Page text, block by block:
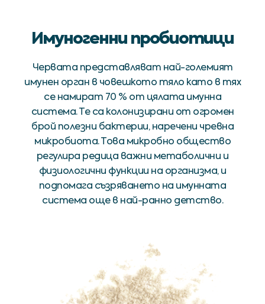
Имуногенни пробиотици
Червата представляват най-големият
имунен орган в човешкото тяло като в тях
се намират 70 % от цялата имунна
система. Те са колонизирани от огромен
брой полезни бактерии, наречени чревна
микробиота. Това микробно общество
регулира редица важни метаболични и
физиологични функции на организма, и
подпомага съзряването на имунната
система още в най-ранно детство.